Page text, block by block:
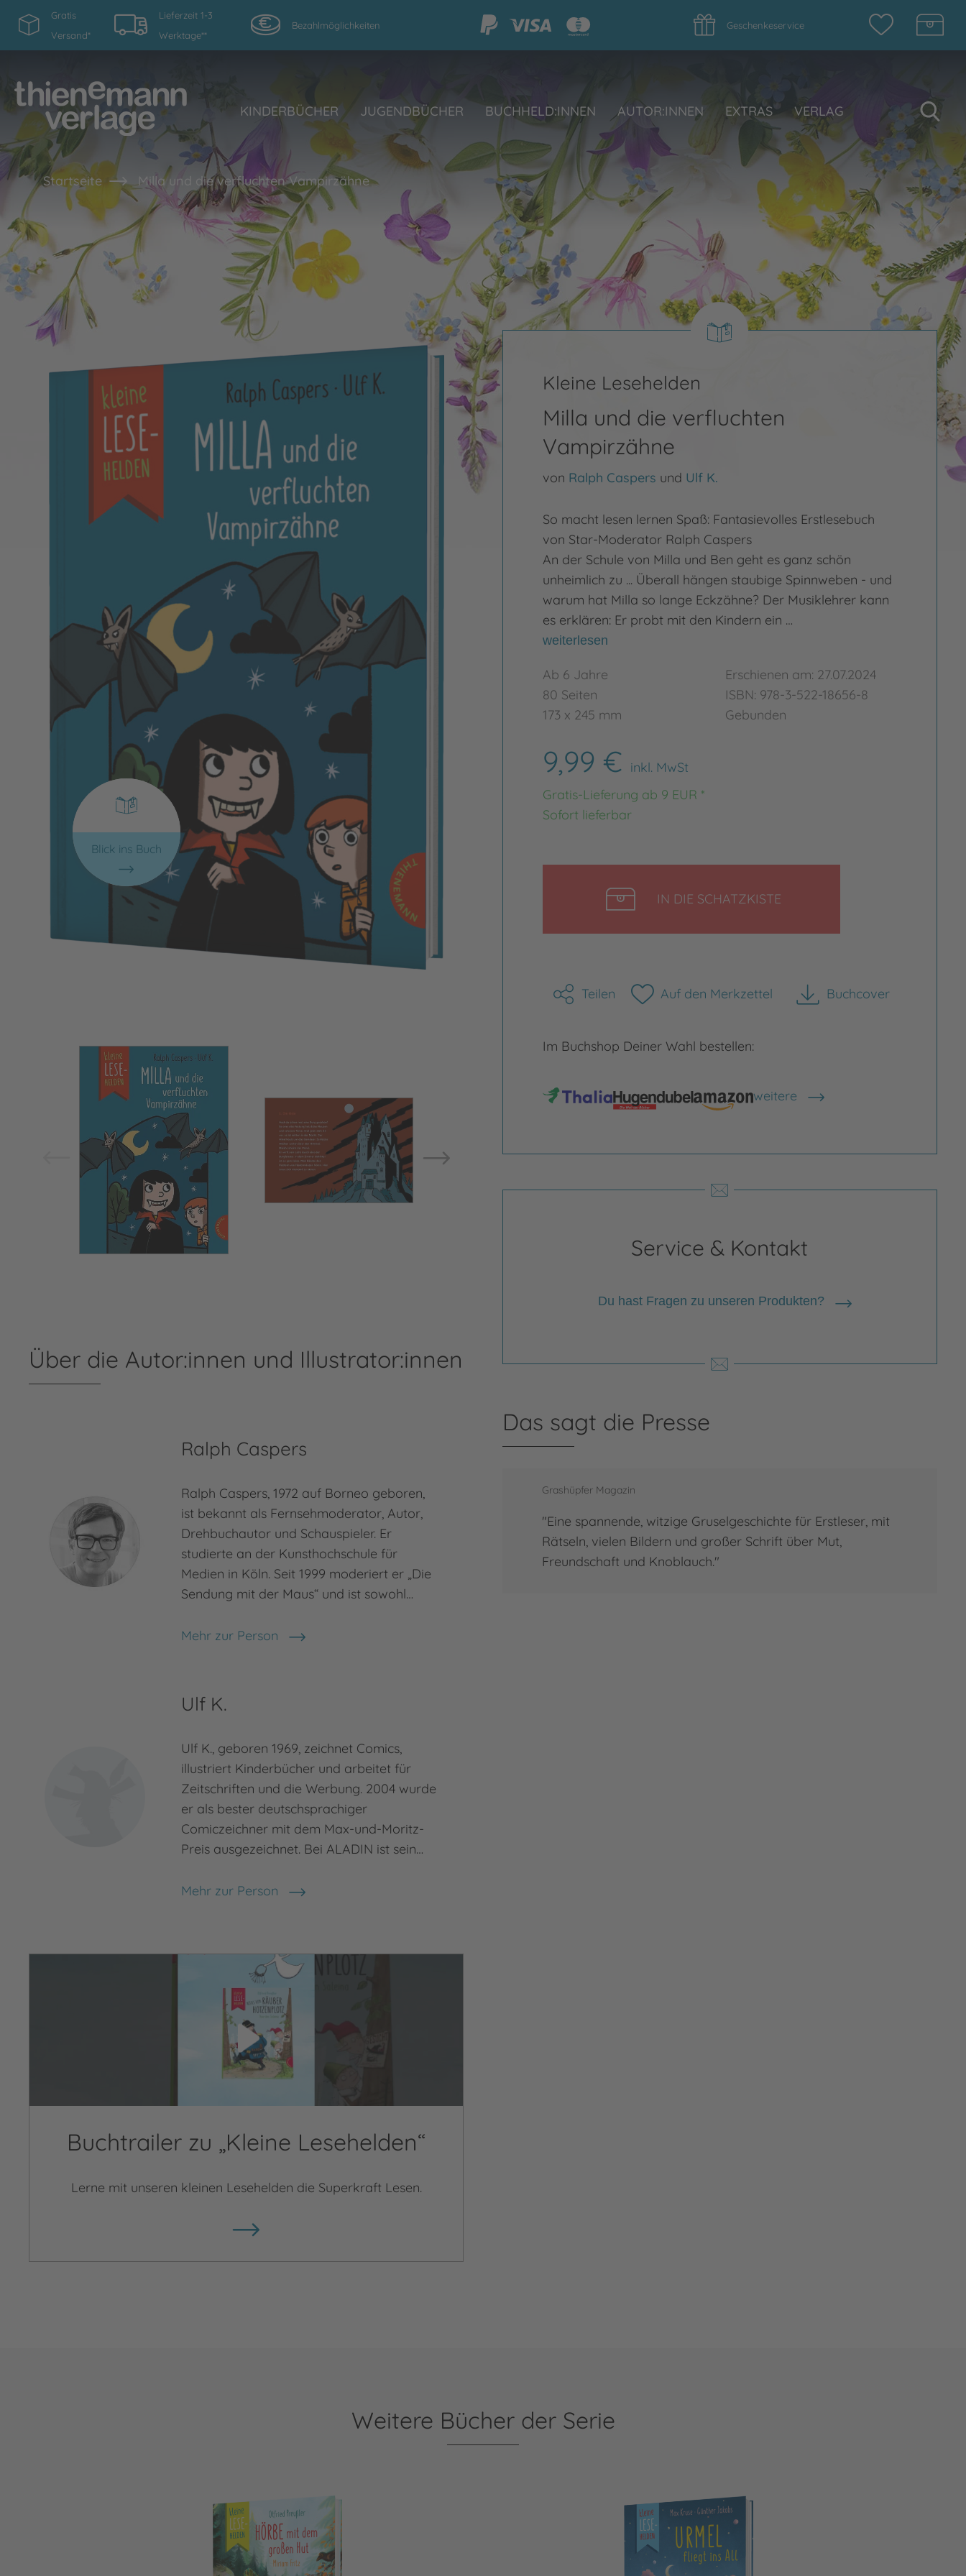
Gratis
Versand*
Lieferzeit 1-3
Werktage**
Bezahlmöglichkeiten Geschenkeservice
KINDERBÜCHER JUGENDBÜCHER BUCHHELD:INNEN AUTOR:INNEN EXTRAS VERLAG
Startseite Milla und die verfluchten Vampirzähne
Blick ins Buch
Bild vergrößern Bild vergrößern
Kleine Lesehelden
Milla und die verfluchten
Vampirzähne
von Ralph Caspers und Ulf K.
So macht lesen lernen Spaß: Fantasievolles Erstlesebuch
von Star-Moderator Ralph Caspers
An der Schule von Milla und Ben geht es ganz schön
unheimlich zu ... Überall hängen staubige Spinnweben - und
warum hat Milla so lange Eckzähne? Der Musiklehrer kann
es erklären: Er probt mit den Kindern ein …
weiterlesen
Ab 6 Jahre
80 Seiten
173 x 245 mm
Erschienen am: 27.07.2024
ISBN: 978-3-522-18656-8
Gebunden
9,99 € inkl. MwSt
Gratis-Lieferung ab 9 EUR *
Sofort lieferbar
IN DIE SCHATZKISTE
Teilen Auf den Merkzettel Buchcover
herunterladen
Im Buchshop Deiner Wahl bestellen:
weitere
Shops anzeigen
Service & Kontakt
Du hast Fragen zu unseren Produkten?
Über die Autor:innen und Illustrator:innen
Ralph Caspers
Ralph Caspers, 1972 auf Borneo geboren,
ist bekannt als Fernsehmoderator, Autor,
Drehbuchautor und Schauspieler. Er
studierte an der Kunsthochschule für
Medien in Köln. Seit 1999 moderiert er „Die
Sendung mit der Maus“ und ist sowohl…
Mehr zur Person
Ralph Caspers
Ulf K.
Ulf K., geboren 1969, zeichnet Comics,
illustriert Kinderbücher und arbeitet für
Zeitschriften und die Werbung. 2004 wurde
er als bester deutschsprachiger
Comiczeichner mit dem Max-und-Moritz-
Preis ausgezeichnet. Bei ALADIN ist sein…
Mehr zur Person
Ulf K.
Das sagt die Presse
Grashüpfer Magazin
"Eine spannende, witzige Gruselgeschichte für Erstleser, mit
Rätseln, vielen Bildern und großer Schrift über Mut,
Freundschaft und Knoblauch."
Buchtrailer zu „Kleine Lesehelden“
Lerne mit unseren kleinen Lesehelden die Superkraft Lesen.
Weitere Bücher der Serie